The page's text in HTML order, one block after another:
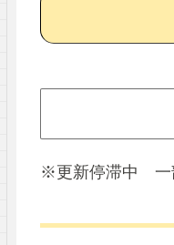
※更新停滞中 一